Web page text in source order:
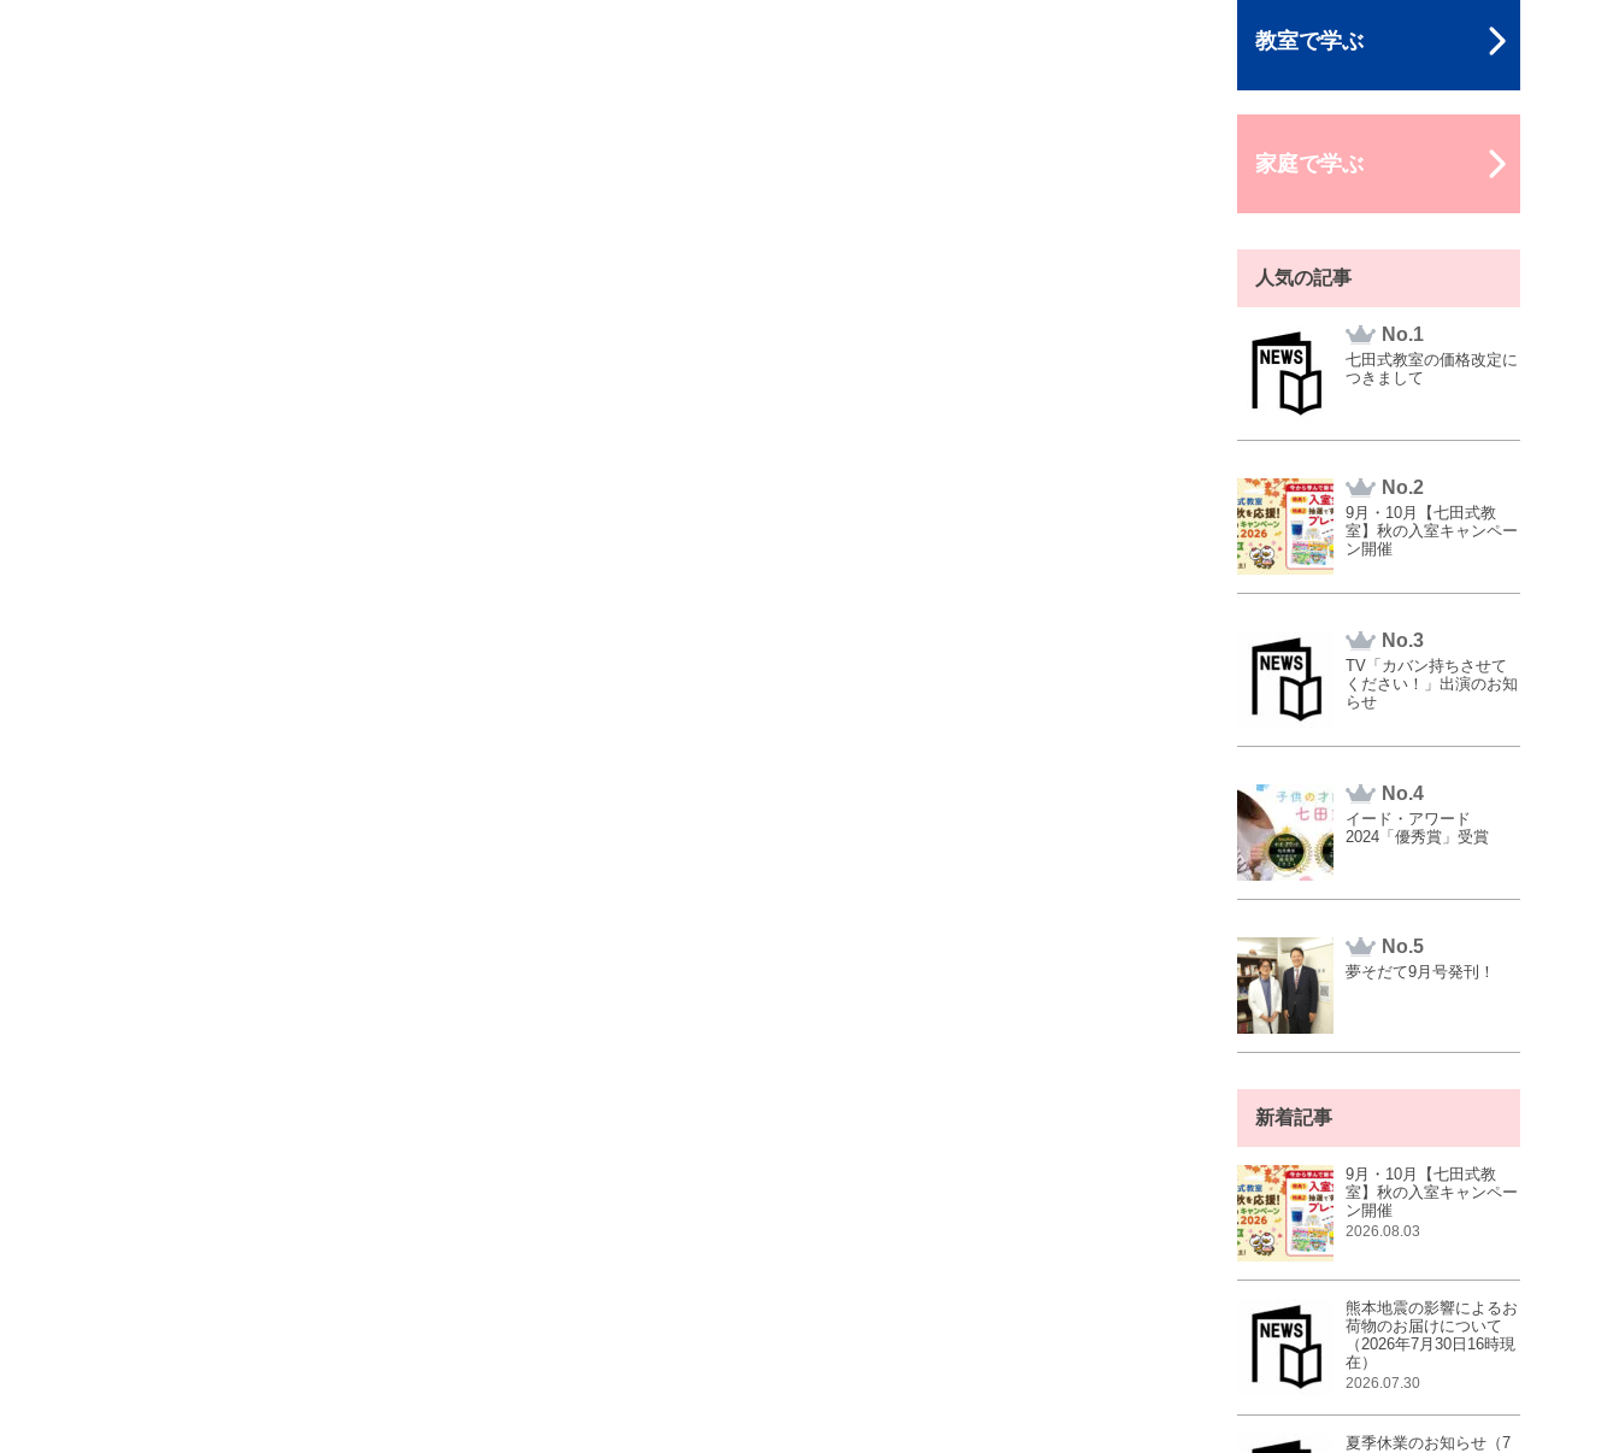
教室で学ぶ
家庭で学ぶ
人気の記事
No.
七田式教室の価格改定に
つきまして
No.
9月・10月【七田式教
室】秋の入室キャンペー
ン開催
No.
TV「カバン持ちさせて
ください！」出演のお知
らせ
No.
イード・アワード
2024「優秀賞」受賞
No.
夢そだて9月号発刊！
新着記事
9月・10月【七田式教
室】秋の入室キャンペー
ン開催
2026.08.03
熊本地震の影響によるお
荷物のお届けについて
（2026年7月30日16時現
在）
2026.07.30
夏季休業のお知らせ（7